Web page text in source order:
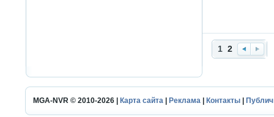
1 2
MGA-NVR © 2010-2026 |Карта сайта |Реклама |Контакты |